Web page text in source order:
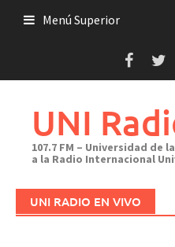
Menú Superior
UNI
107.7 FM – Universidad de
a la Radio Internacional
UNI RADIO EN VIVO